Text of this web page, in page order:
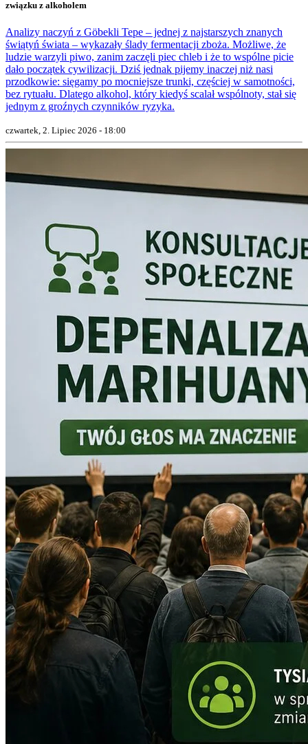
związku z alkoholem
Analizy naczyń z Göbekli Tepe – jednej z najstarszych znanych
świątyń świata – wykazały ślady fermentacji zboża. Możliwe, że
ludzie warzyli piwo, zanim zaczęli piec chleb i że to wspólne picie
dało początek cywilizacji. Dziś jednak pijemy inaczej niż nasi
przodkowie: sięgamy po mocniejsze trunki, częściej w samotności,
bez rytuału. Dlatego alkohol, który kiedyś scalał wspólnoty, stał się
jednym z groźnych czynników ryzyka.
czwartek, 2. Lipiec 2026 - 18:00